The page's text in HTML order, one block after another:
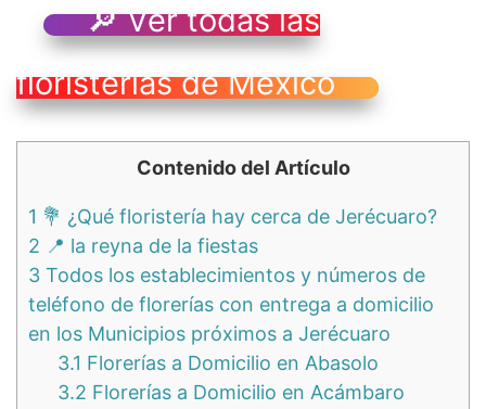
🔎 Ver todas las
floristerías de México
Contenido del Artículo
1 💐 ¿Qué floristería hay cerca de Jerécuaro?
2 📍 la reyna de la fiestas
3 Todos los establecimientos y números de
teléfono de florerías con entrega a domicilio
en los Municipios próximos a Jerécuaro
3.1 Florerías a Domicilio en Abasolo
3.2 Florerías a Domicilio en Acámbaro